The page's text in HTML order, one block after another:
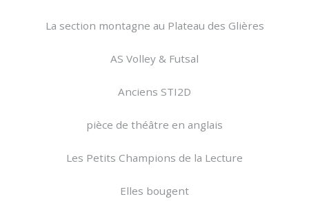
La section montagne au Plateau des Glières
AS Volley & Futsal
Anciens STI2D
pièce de théâtre en anglais
Les Petits Champions de la Lecture
Elles bougent